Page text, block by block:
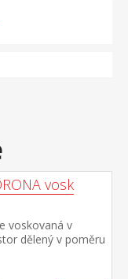
vosk
voskovaná v
dělený v poměru
šatní tyč a
užší část 3